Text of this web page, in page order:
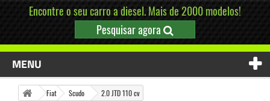
Encontre o seu carro a diesel. Mais de 2000 modelos!
Pesquisar agora
MENU
Fiat Scudo 2.0 JTD 110 cv